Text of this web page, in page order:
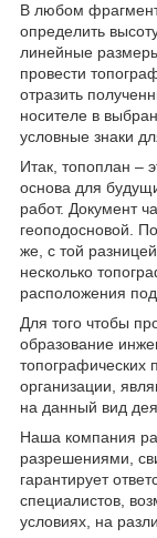
В любом
определить
линейные
провести
отразить
носителе в
условные знаки
Итак, топоплан –
основа для
работ. Документ
геоподосновой.
же, с той
несколько
расположения
Для того чтобы
образование
организации,
на данный вид
Наша компания
разрешениями,
гарантирует
специалистов,
условиях, на